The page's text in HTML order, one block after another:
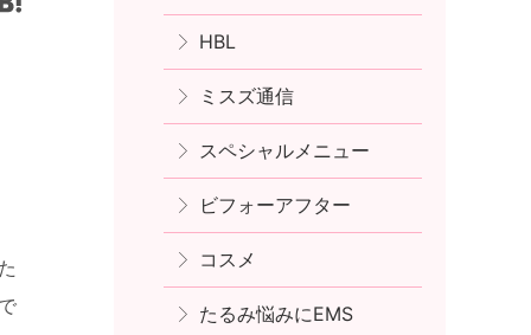
HBL
ミスズ通信
スペシャルメニュー
ビフォーアフター
コスメ
たるみ悩みにEMS